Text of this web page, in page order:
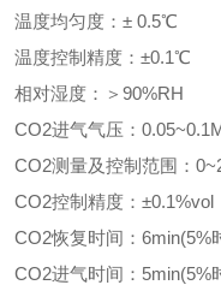
温度均匀度：± 0.5℃
温度控制精度：±0.1℃
相对湿度：＞90%RH
CO2进气气压：
CO2测量及控制范围：
CO2控制精度：±0.1%vol
CO2恢复时间：6min(5%
CO2进气时间：5min(5%